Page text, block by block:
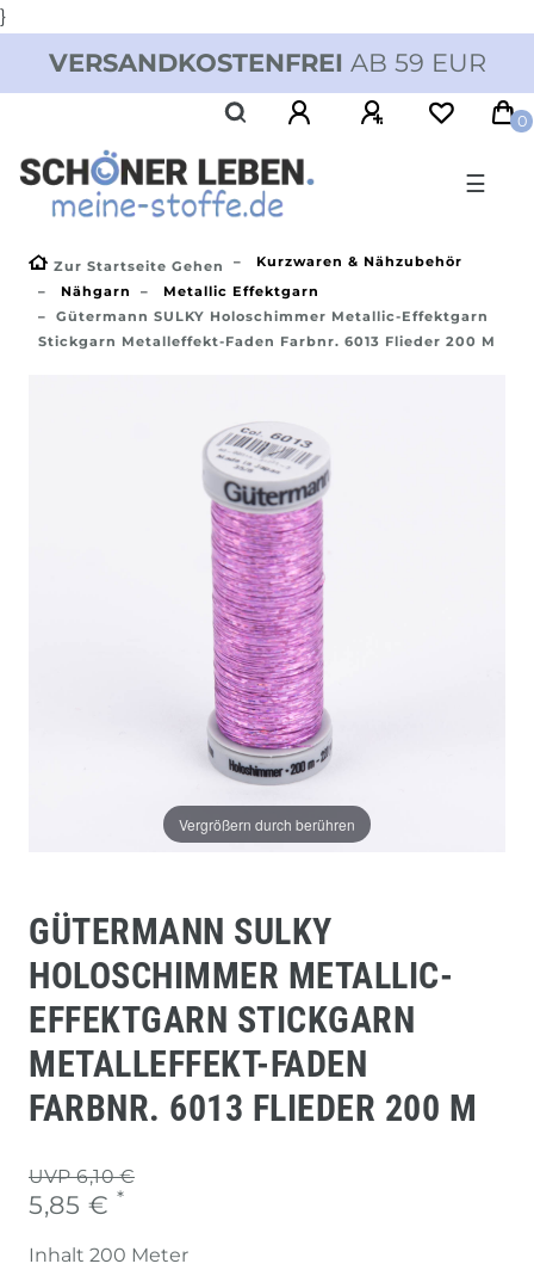
}
VERSANDKOSTENFREI AB 59 EUR
0
☰
Zur Startseite Gehen
Kurzwaren & Nähzubehör
Nähgarn
Metallic Effektgarn
Gütermann SULKY Holoschimmer Metallic-Effektgarn
Stickgarn Metalleffekt-Faden Farbnr. 6013 Flieder 200 M
Vergrößern durch berühren
GÜTERMANN SULKY
HOLOSCHIMMER METALLIC-
EFFEKTGARN STICKGARN
METALLEFFEKT-FADEN
FARBNR. 6013 FLIEDER 200 M
UVP 6,10 €
5,85 € *
Inhalt 200 Meter